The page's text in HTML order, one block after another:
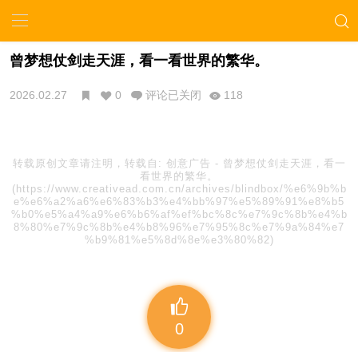
曾梦想仗剑走天涯，看一看世界的繁华。
2026.02.27 0 评论已关闭 118
转载原创文章请注明，转载自: 创意广告 - 曾梦想仗剑走天涯，看一
看世界的繁华。
(https://www.creativead.com.cn/archives/blindbox/%e6%9b%b
e%e6%a2%a6%e6%83%b3%e4%bb%97%e5%89%91%e8%b5
%b0%e5%a4%a9%e6%b6%af%ef%bc%8c%e7%9c%8b%e4%b
8%80%e7%9c%8b%e4%b8%96%e7%95%8c%e7%9a%84%e7
%b9%81%e5%8d%8e%e3%80%82)
0